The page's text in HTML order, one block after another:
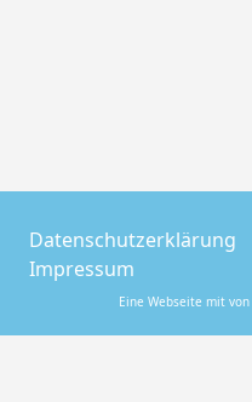
Datenschutzerklärung
Impressum
Eine Webseite mit von